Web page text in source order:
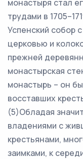
монастыря стал
трудами в
Успенский собор
церковью и
прежней
монастырская
монастырь – он
восставших
(5)Обладая
владениями с
крестьянами,
заимками, к